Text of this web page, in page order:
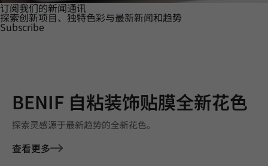
订阅我们的新闻通讯
探索创新项目、独特色彩与最新新闻和趋势
Subscribe
BENIF 自粘装饰贴膜全新花色
探索灵感源于最新趋势的全新花色。
查看更多